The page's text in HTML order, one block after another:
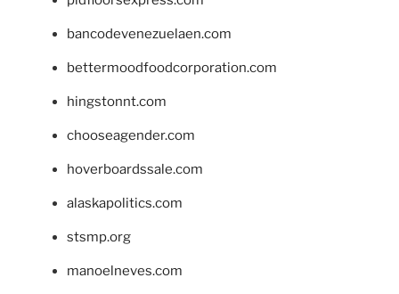
bancodevenezuelaen.com
bettermoodfoodcorporation.com
hingstonnt.com
chooseagender.com
hoverboardssale.com
alaskapolitics.com
stsmp.org
manoelneves.com